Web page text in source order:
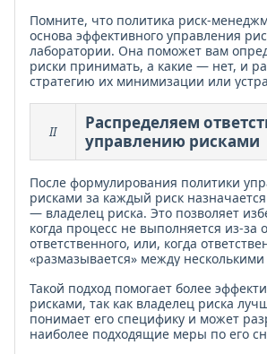
Помните, что политика риск-
основа эффективного управления
лаборатории. Она поможет вам
риски принимать, а какие — нет, и
стратегию их минимизации или
II
Распределяем
управлению рисками
После формулирования политики
рисками за каждый риск
— владелец риска. Это позволяет
когда процесс не выполняется из-за
ответственного, или, когда
«размазывается» между
Такой подход помогает более
рисками, так как владелец риска
понимает его специфику и может
наиболее подходящие меры по его